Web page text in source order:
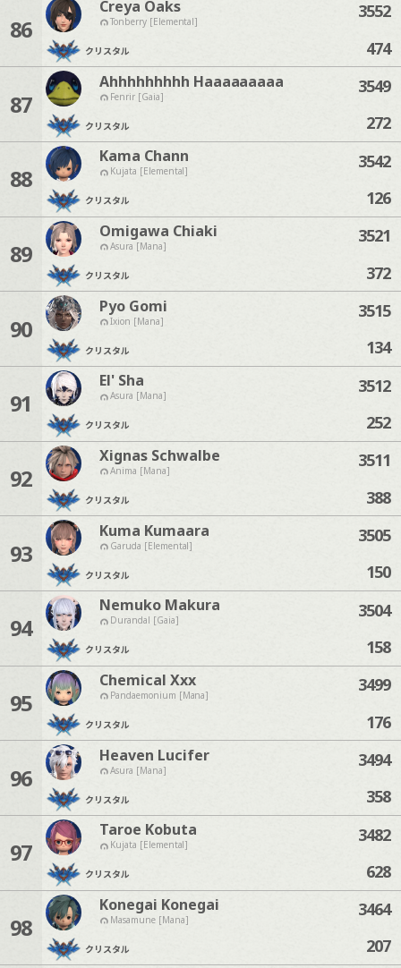
86
Creya Oaks
Tonberry [Elemental]
クリスタル
3552
474
87
Ahhhhhhhhh Haaaaaaaaa
Fenrir [Gaia]
クリスタル
3549
272
88
Kama Chann
Kujata [Elemental]
クリスタル
3542
126
89
Omigawa Chiaki
Asura [Mana]
クリスタル
3521
372
90
Pyo Gomi
Ixion [Mana]
クリスタル
3515
134
91
El' Sha
Asura [Mana]
クリスタル
3512
252
92
Xignas Schwalbe
Anima [Mana]
クリスタル
3511
388
93
Kuma Kumaara
Garuda [Elemental]
クリスタル
3505
150
94
Nemuko Makura
Durandal [Gaia]
クリスタル
3504
158
95
Chemical Xxx
Pandaemonium [Mana]
クリスタル
3499
176
96
Heaven Lucifer
Asura [Mana]
クリスタル
3494
358
97
Taroe Kobuta
Kujata [Elemental]
クリスタル
3482
628
98
Konegai Konegai
Masamune [Mana]
クリスタル
3464
207